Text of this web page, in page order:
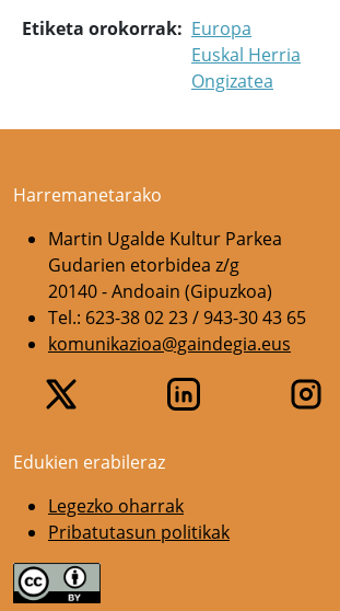
Etiketa orokorrak
Europa
Euskal Herria
Ongizatea
Harremanetarako
Martin Ugalde Kultur Parkea
Gudarien etorbidea z/g
20140 - Andoain (Gipuzkoa)
Tel.: 623-38 02 23 / 943-30 43 65
komunikazioa@gaindegia.eus
Edukien erabileraz
Legezko oharrak
Pribatutasun politikak